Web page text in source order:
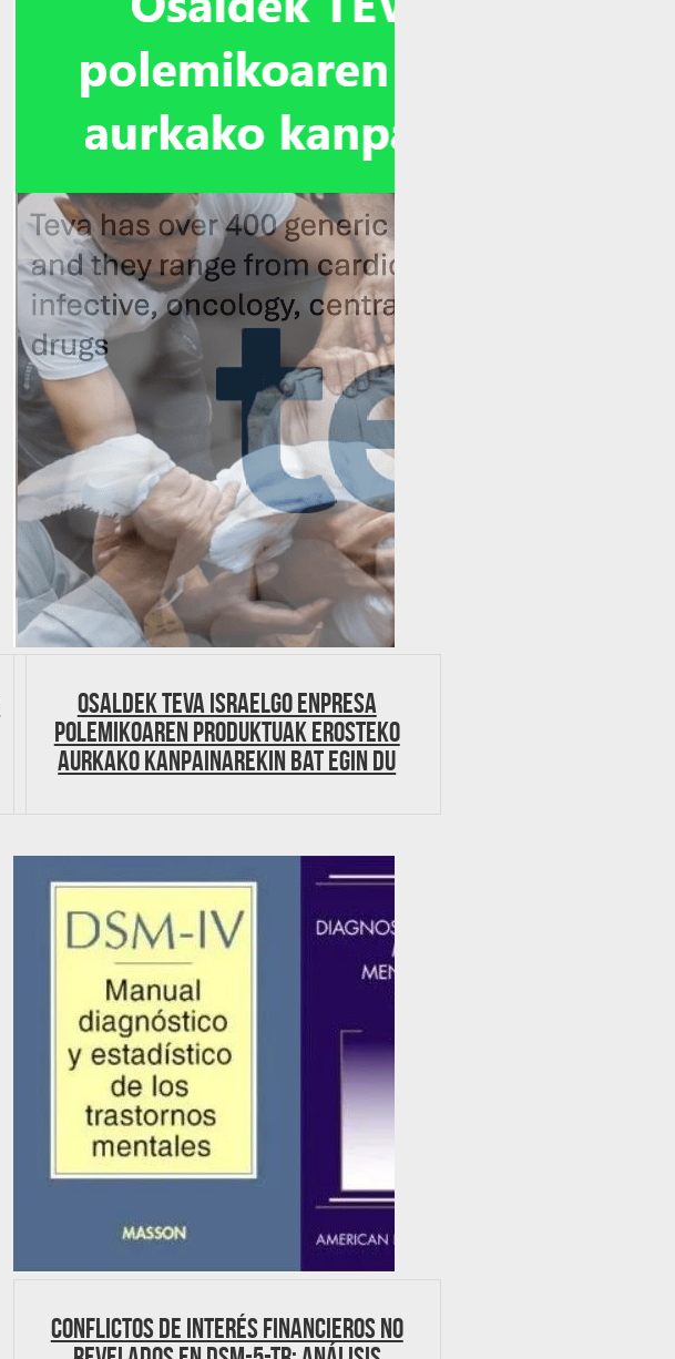
Osaldek TEVA Israelgo enpresa
polemikoaren produktuak erosteko
aurkako kanpainarekin bat egin du
Conflictos de interés financieros no